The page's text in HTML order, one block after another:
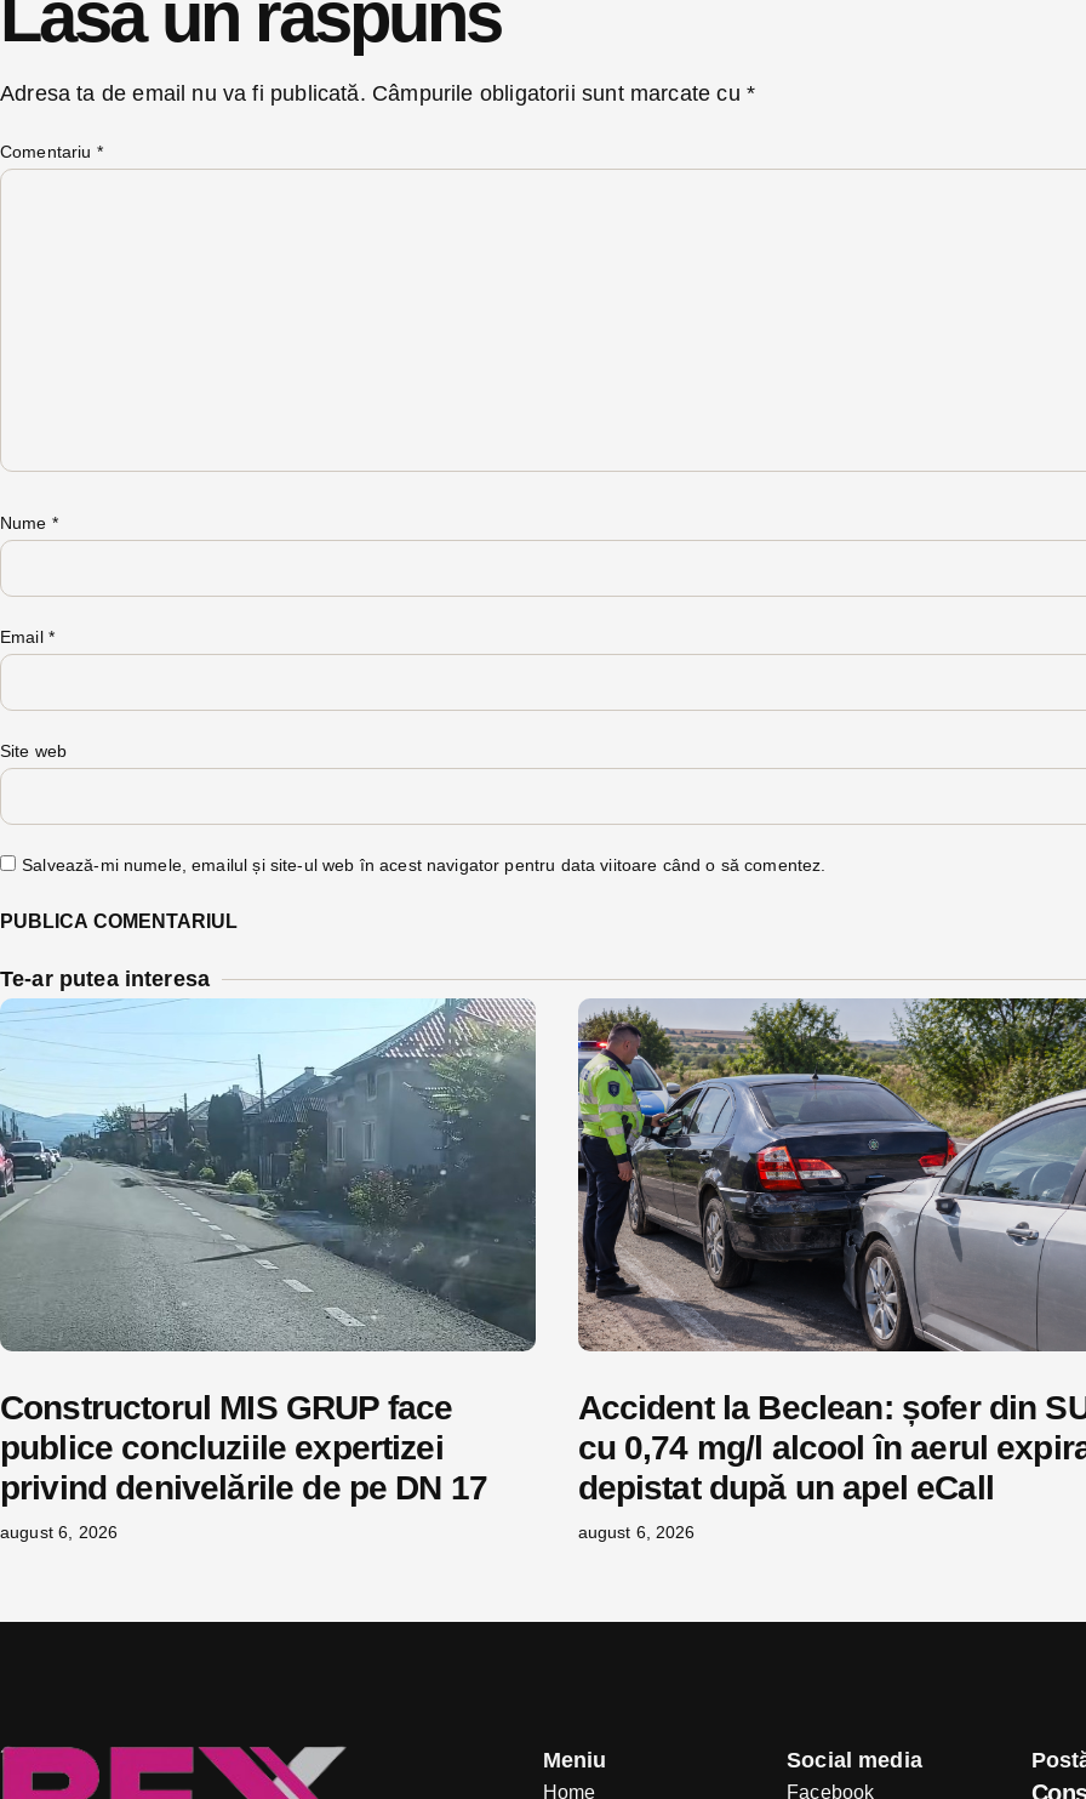
Lasă un răspuns
Adresa ta de email nu va fi publicată. Câmpurile obligatorii sunt marcate cu *
Comentariu *
Nume *
Email *
Site web
Salvează-mi numele, emailul și site-ul web în acest navigator pentru data viitoare când o să comentez.
Te-ar putea interesa
Constructorul MIS GRUP face
publice concluziile expertizei
privind denivelările de pe DN 17
august 6, 2026
Accident la Beclean: șofer din
cu 0,74 mg/l alcool în aerul
depistat după un apel eCall
august 6, 2026
Meniu
Home
Social media
Facebook